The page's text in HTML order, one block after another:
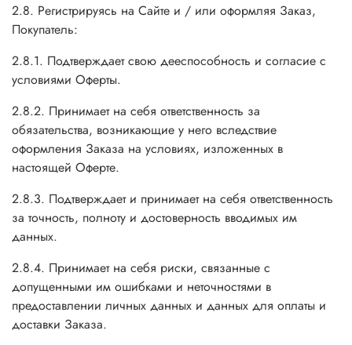
2.8. Регистрируясь на Сайте и / или оформляя Заказ,
Покупатель:
2.8.1. Подтверждает свою дееспособность и согласие с
условиями Оферты.
2.8.2. Принимает на себя ответственность за
обязательства, возникающие у него вследствие
оформления Заказа на условиях, изложенных в
настоящей Оферте.
2.8.3. Подтверждает и принимает на себя ответственность
за точность, полноту и достоверность вводимых им
данных.
2.8.4. Принимает на себя риски, связанные с
допущенными им ошибками и неточностями в
предоставлении личных данных и данных для оплаты и
доставки Заказа.